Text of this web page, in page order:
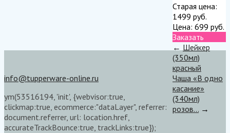
Старая цена:
1499 руб.
Цена: 699 руб.
Заказать
← Шейкер
(350мл)
красный
Чаша «В одно
касание»
(340мл)
розов... →
info@tupperware-online.ru
ym(53516194, 'init', {webvisor:true,
clickmap:true, ecommerce:"dataLayer", referrer:
document.referrer, url: location.href,
accurateTrackBounce:true, trackLinks:true});